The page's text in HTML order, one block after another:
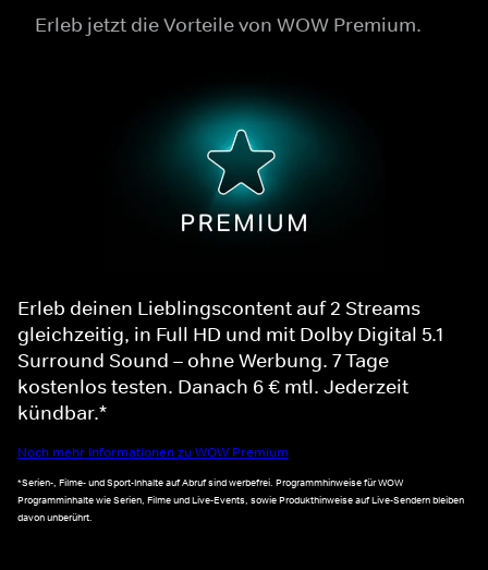
Erleb jetzt die Vorteile von WOW Premium.
Erleb deinen Lieblingscontent auf 2 Streams
gleichzeitig, in Full HD und mit Dolby Digital 5.1
Surround Sound – ohne Werbung. 7 Tage
kostenlos testen. Danach 6 € mtl. Jederzeit
kündbar.*
Noch mehr Informationen zu WOW Premium
*Serien-, Filme- und Sport-Inhalte auf Abruf sind werbefrei. Programmhinweise für WOW
Programminhalte wie Serien, Filme und Live-Events, sowie Produkthinweise auf Live-Sendern bleiben
davon unberührt.